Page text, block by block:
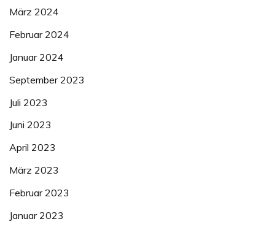
März 2024
Februar 2024
Januar 2024
September 2023
Juli 2023
Juni 2023
April 2023
März 2023
Februar 2023
Januar 2023